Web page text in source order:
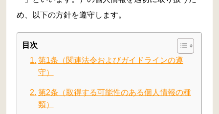
め、以下の方針を遵守します。
目次
第1条（関連法令およびガイドラインの遵
守）
第2条（取得する可能性のある個人情報の種
類）